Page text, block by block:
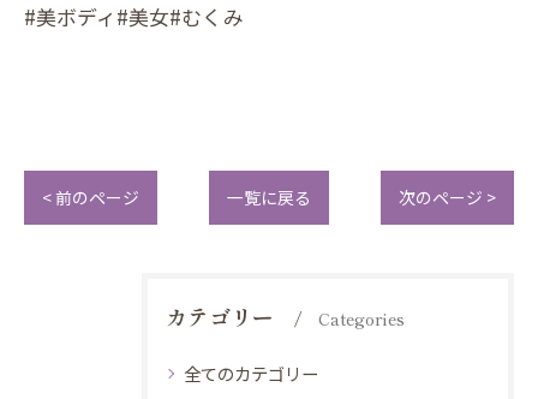
#美ボディ#美女#むくみ
< 前のページ 一覧に戻る 次のページ >
カテゴリー Categories
全てのカテゴリー